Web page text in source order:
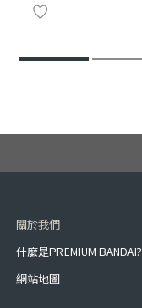
關於我們
什麼是PREMIUM BANDAI?
網站地圖